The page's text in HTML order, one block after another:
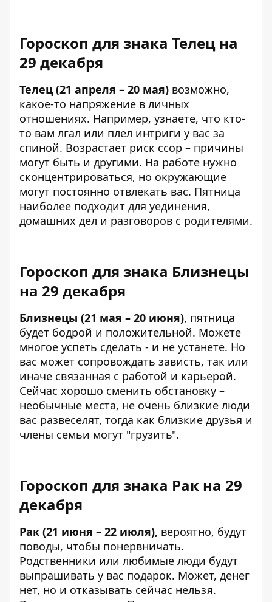
Гороскоп для знака Телец на
29 декабря
Телец (21 апреля – 20 мая) возможно,
какое-то напряжение в личных
отношениях. Например, узнаете, что кто-
то вам лгал или плел интриги у вас за
спиной. Возрастает риск ссор – причины
могут быть и другими. На работе нужно
сконцентрироваться, но окружающие
могут постоянно отвлекать вас. Пятница
наиболее подходит для уединения,
домашних дел и разговоров с родителями.
Гороскоп для знака Близнецы
на 29 декабря
Близнецы (21 мая – 20 июня), пятница
будет бодрой и положительной. Можете
многое успеть сделать - и не устанете. Но
вас может сопровождать зависть, так или
иначе связанная с работой и карьерой.
Сейчас хорошо сменить обстановку –
необычные места, не очень близкие люди
вас развеселят, тогда как близкие друзья и
члены семьи могут "грузить".
Гороскоп для знака Рак на 29
декабря
Рак (21 июня – 22 июля), вероятно, будут
поводы, чтобы понервничать.
Родственники или любимые люди будут
выпрашивать у вас подарок. Может, денег
нет, но и отказывать сейчас нельзя.